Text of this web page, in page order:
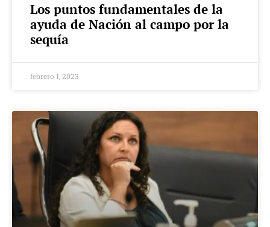
Los puntos fundamentales de la
ayuda de Nación al campo por la
sequía
febrero 1, 2023